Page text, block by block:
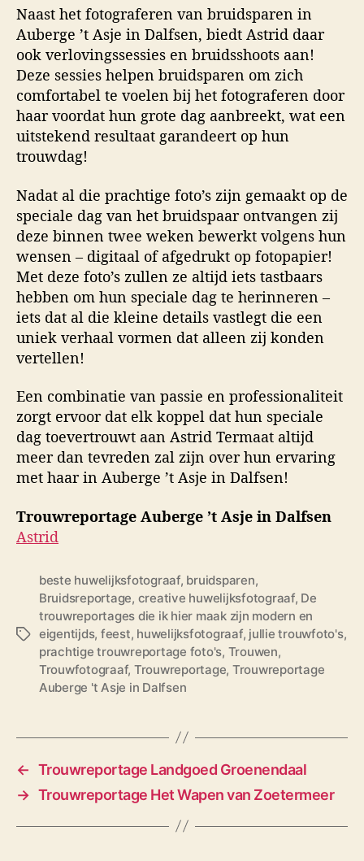
Naast het fotograferen van bruidsparen in
Auberge ’t Asje in Dalfsen, biedt Astrid daar
ook verlovingssessies en bruidsshoots aan!
Deze sessies helpen bruidsparen om zich
comfortabel te voelen bij het fotograferen door
haar voordat hun grote dag aanbreekt, wat een
uitstekend resultaat garandeert op hun
trouwdag!
Nadat al die prachtige foto’s zijn gemaakt op de
speciale dag van het bruidspaar ontvangen zij
deze binnen twee weken bewerkt volgens hun
wensen – digitaal of afgedrukt op fotopapier!
Met deze foto’s zullen ze altijd iets tastbaars
hebben om hun speciale dag te herinneren –
iets dat al die kleine details vastlegt die een
uniek verhaal vormen dat alleen zij konden
vertellen!
Een combinatie van passie en professionaliteit
zorgt ervoor dat elk koppel dat hun speciale
dag toevertrouwt aan Astrid Termaat altijd
meer dan tevreden zal zijn over hun ervaring
met haar in Auberge ’t Asje in Dalfsen!
Trouwreportage Auberge ’t Asje in Dalfsen
Astrid
T
beste huwelijksfotograaf, bruidsparen,
Bruidsreportage, creative huwelijksfotograaf, De
trouwreportages die ik hier maak zijn modern en
eigentijds, feest, huwelijksfotograaf, jullie trouwfoto's,
prachtige trouwreportage foto's, Trouwen,
Trouwfotograaf, Trouwreportage, Trouwreportage
Auberge 't Asje in Dalfsen
← Trouwreportage Landgoed Groenendaal
→ Trouwreportage Het Wapen van Zoetermeer